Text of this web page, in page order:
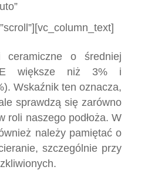
ceramiczne o średniej
(E większe niż 3% i
Wskaźnik ten oznacza,
sprawdzą się zarówno
roli naszego podłoża. W
należy pamiętać o
szczególnie przy